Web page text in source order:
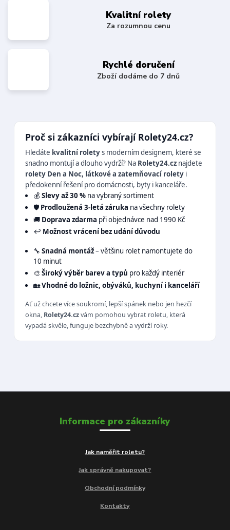
Kvalitní rolety
Za rozumnou cenu
Rychlé doručení
Zboží dodáme do 7 dnů
Proč si zákazníci vybírají Rolety24.cz?
Hledáte kvalitní roletys moderním designem, které se
snadno montují a dlouho vydrží? Na Rolety24.cz najdete
rolety Den a Noc, látkové a zatemňovací rolety i
předokenní řešení pro domácnosti, byty i kanceláře.
💰 Slevy až 30 %na vybraný sortiment
🛡️ Prodloužená 3-letá záruka na všechny rolety
🚚 Doprava zdarma při objednávce nad 1990 Kč
↩️ Možnost vrácení bez udání důvodu
🔧 Snadná montáž– většinu rolet namontujete do
10 minut
🎨 Široký výběr barev a typů pro každý interiér
🏡Vhodné do ložnic, obýváků, kuchyní i kanceláří
Ať už chcete více soukromí, lepší spánek nebo jen hezčí
okna, Rolety24.czvám pomohou vybrat roletu, která
vypadá skvěle, funguje bezchybně a vydrží roky.
Informace pro zákazníky
Jak naměřit roletu?
Jak správně nakupovat?
Obchodní podmínky
Kontakty